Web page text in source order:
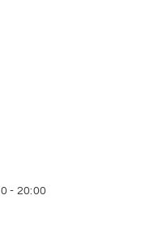
- 20:00